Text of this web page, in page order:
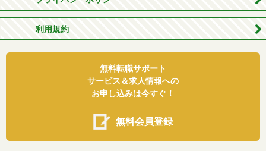
利用規約
無料転職サポート
サービス＆求人情報への
お申し込みは今すぐ！
無料会員登録